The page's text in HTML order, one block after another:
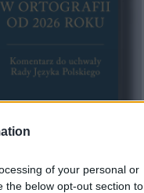
of your personal or
the below opt-out section to